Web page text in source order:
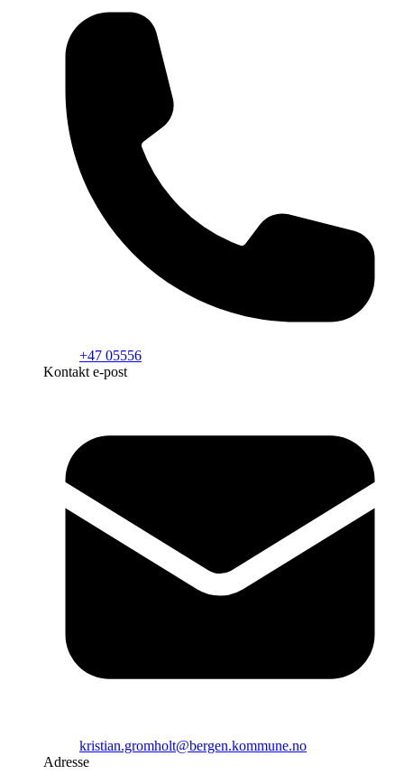
+47 05556
Kontakt e-post
kristian.gromholt@bergen.kommune.no
Adresse